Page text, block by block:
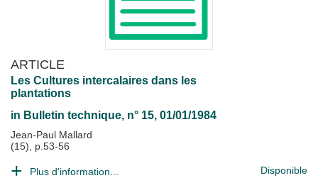
ARTICLE
Les Cultures intercalaires dans les
plantations
in Bulletin technique, n° 15, 01/01/1984
Jean-Paul Mallard
(15), p.53-56
Plus d'information... Disponible